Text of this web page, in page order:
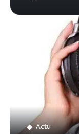
Actu